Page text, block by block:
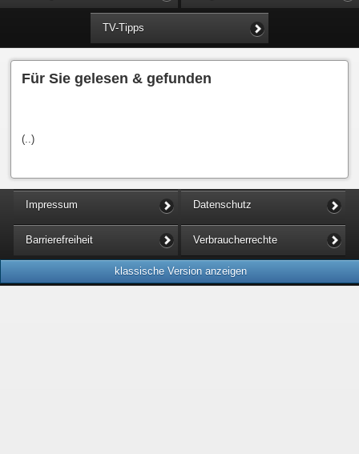
TV-Tipps
Für Sie gelesen & gefunden
(..)
Impressum Datenschutz
Barrierefreiheit Verbraucherrechte
klassische Version anzeigen